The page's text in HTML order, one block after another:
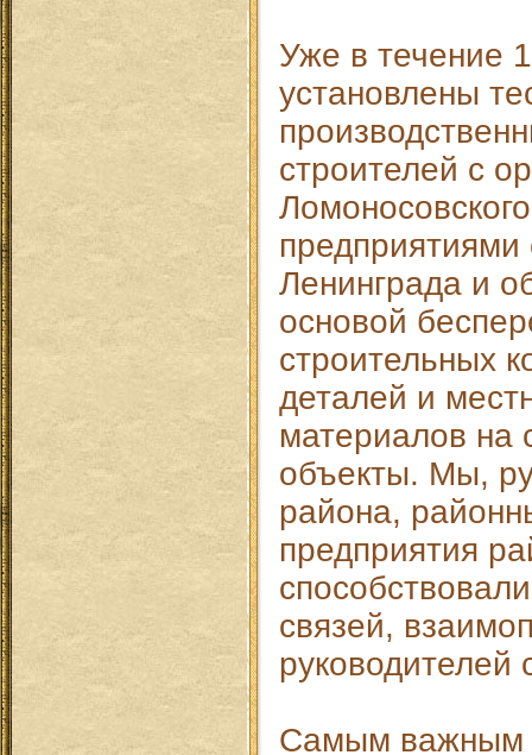
Уже в течение
установлены
строителей с
предприятиями
Ленинграда и
основой
строительных
деталей и
материалов на
объекты. Мы,
района,
предприятия
связей,
руководителей
Самым важным